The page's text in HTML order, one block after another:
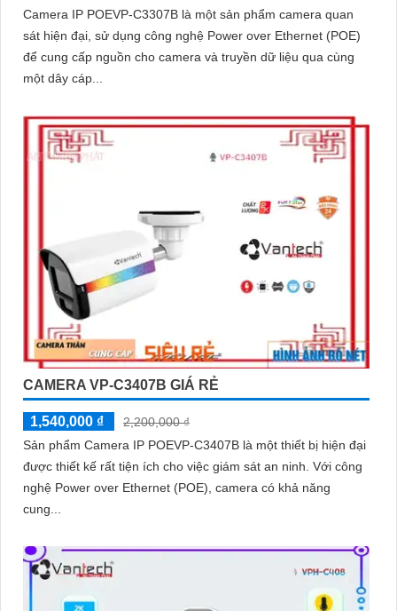
Camera IP POEVP-C3307B là một sản phẩm camera quan
sát hiện đại, sử dụng công nghệ Power over Ethernet (POE)
để cung cấp nguồn cho camera và truyền dữ liệu qua cùng
một dây cáp...
CAMERA VP-C3407B GIÁ RẺ
1,540,000 ₫
2,200,000 ₫
Sản phẩm Camera IP POEVP-C3407B là một thiết bị hiện đại
được thiết kế rất tiện ích cho việc giám sát an ninh. Với công
nghệ Power over Ethernet (POE), camera có khả năng
cung...